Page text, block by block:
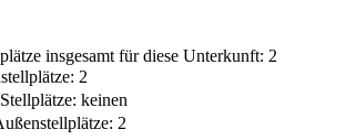
insgesamt für diese Unterkunft: 2
2
keinen
2